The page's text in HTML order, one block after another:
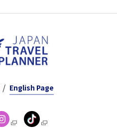
English Page